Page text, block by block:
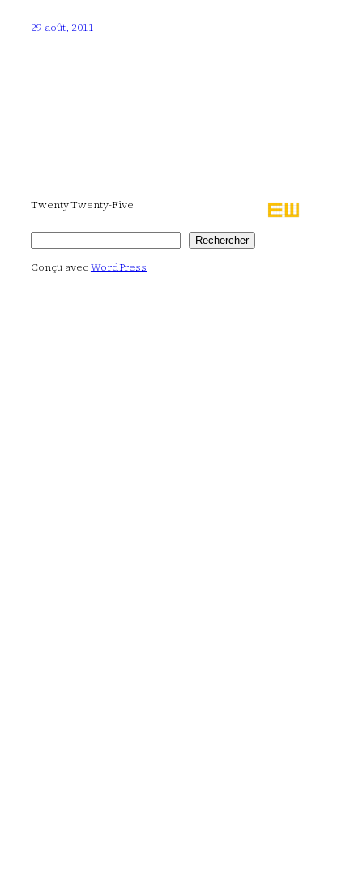
29 août, 2011
Twenty Twenty-Five
Rechercher Rechercher
Conçu avecWordPress